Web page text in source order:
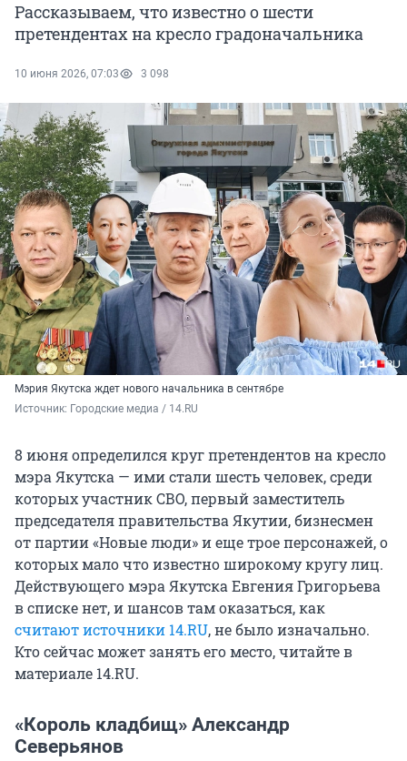
Рассказываем, что известно о шести
претендентах на кресло градоначальника
10 июня 2026, 07:03 3 098
Мэрия Якутска ждет нового начальника в сентябре
Источник: Городские медиа / 14.RU
8 июня определился круг претендентов на кресло
мэра Якутска — ими стали шесть человек, среди
которых участник СВО, первый заместитель
председателя правительства Якутии, бизнесмен
от партии «Новые люди» и еще трое персонажей, о
которых мало что известно широкому кругу лиц.
Действующего мэра Якутска Евгения Григорьева
в списке нет, и шансов там оказаться, как
считают источники 14.RU, не было изначально.
Кто сейчас может занять его место, читайте в
материале 14.RU.
«Король кладбищ» Александр
Северьянов